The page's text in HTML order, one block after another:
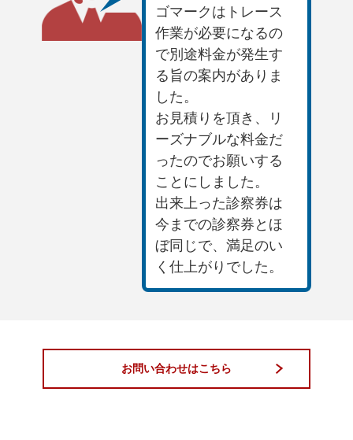
ゴマークはトレース
作業が必要になるの
で別途料金が発生す
る旨の案内がありま
した。
お見積りを頂き、リ
ーズナブルな料金だ
ったのでお願いする
ことにしました。
出来上った診察券は
今までの診察券とほ
ぼ同じで、満足のい
く仕上がりでした。
お問い合わせはこちら